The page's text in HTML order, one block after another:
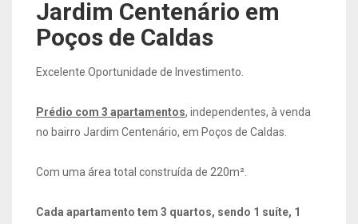
Jardim Centenário em
Poços de Caldas
Excelente Oportunidade de Investimento.
Prédio com 3 apartamentos, independentes, à venda
no bairro Jardim Centenário, em Poços de Caldas.
Com uma área total construída de 220m².
Cada apartamento tem 3 quartos, sendo 1 suíte, 1